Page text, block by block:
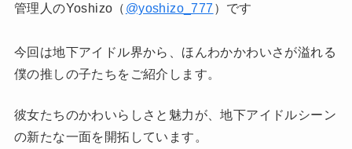
管理人のYoshizo（ @yoshizo_777 ）です
今回は地下アイドル界から、ほんわかかわいさが溢れる
僕の推しの子たちをご紹介します。
彼女たちのかわいらしさと魅力が、地下アイドルシーン
の新たな一面を開拓しています。